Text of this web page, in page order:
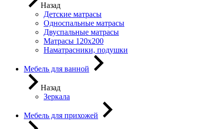
Назад
Детские матрасы
Односпальные матрасы
Двуспальные матрасы
Матрасы 120х200
Наматрасники, подушки
Мебель для ванной
Назад
Зеркала
Мебель для прихожей